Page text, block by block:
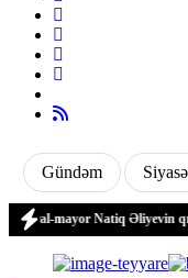
Gündəm
mayor Natiq Əliyevin